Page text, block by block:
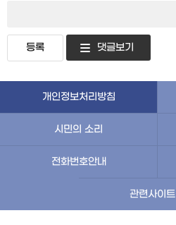
댓글보기
개인정보처리방침
시민의 소리
전화번호안내
관련사이트